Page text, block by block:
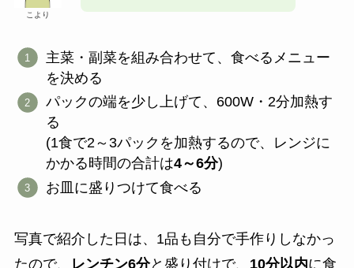
こより
主菜・副菜を組み合わせて、食べるメニュー
を決める
パックの端を少し上げて、600W・2分加熱す
る
(1食で2～3パックを加熱するので、レンジに
かかる時間の合計は4～6分)
お皿に盛りつけて食べる
写真で紹介した日は、1品も自分で手作りしなかっ
たので、
レンチン6分と盛り付けで、 10分以内に食